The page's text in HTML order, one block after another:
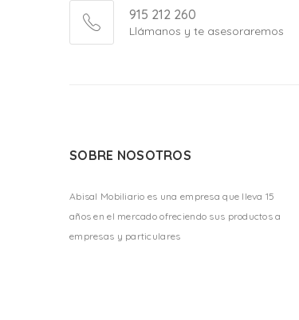
915 212 260
Llámanos y te asesoraremos
SOBRE NOSOTROS
Abisal Mobiliario es una empresa que lleva 15
años en el mercado ofreciendo sus productos a
empresas y particulares